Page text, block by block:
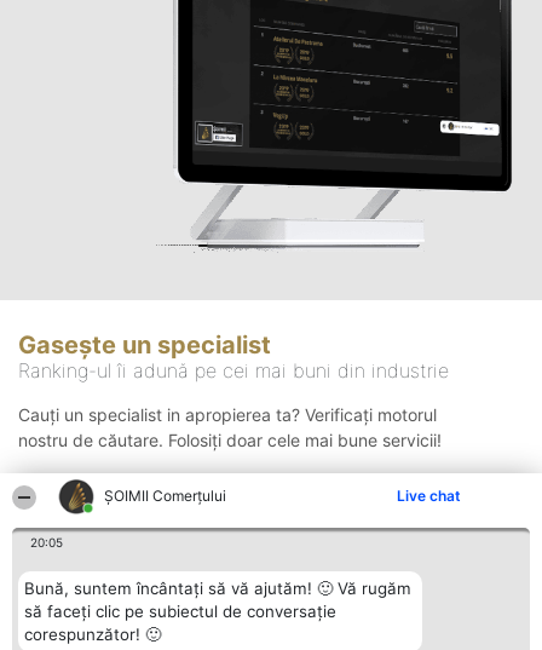
ȘOIMII Comerțului Live chat
20:05
Bună, suntem încântați să vă ajutăm! 🙂 Vă rugăm
să faceți clic pe subiectul de conversație
corespunzător! 🙂
Gasește un specialist
Ranking-ul îi adună pe cei mai buni din industrie
Cauți un specialist in apropierea ta? Verificați motorul
nostru de căutare. Folosiți doar cele mai bune servicii!